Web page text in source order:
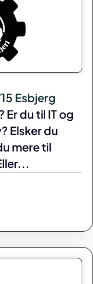
Esbjerg
Er du til IT og
Elsker du
mere til